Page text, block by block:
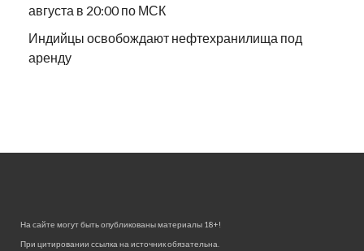
августа в 20:00 по МСК
Индийцы освобождают нефтехранилища под
аренду
На сайте могут быть опубликованы материалы 18+!
При цитировании ссылка на источник обязательна.